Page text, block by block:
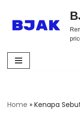
Skip
Home » Kenapa